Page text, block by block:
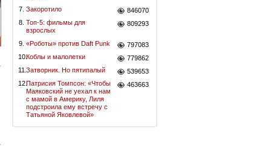
7. Закоротило
846070
8. Топ-5: фильмы для
взрослых
809293
9. «Роботы» против Daft Punk
797083
10.Коблы и малолетки
779862
11.Затворник. Но пятипалый
539653
12.Патрисия Томпсон: «Чтобы
Маяковский не уехал к нам
с мамой в Америку, Лиля
подстроила ему встречу с
Татьяной Яковлевой»
463663